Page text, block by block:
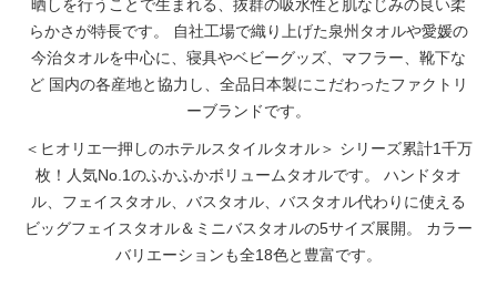
晒しを行うことで生まれる、抜群の吸水性と肌なじみの良い柔
らかさが特長です。
自社工場で織り上げた泉州タオルや愛媛の
今治タオルを中心に、寝具やベビーグッズ、マフラー、靴下な
ど 国内の各産地と協力し、全品日本製にこだわったファクトリ
ーブランドです。
＜ヒオリエ一押しのホテルスタイルタオル＞ シリーズ累計1千万
枚！人気No.1のふかふかボリュームタオルです。
ハンドタオ
ル、フェイスタオル、バスタオル、バスタオル代わりに使える
ビッグフェイスタオル＆ミニバスタオルの5サイズ展開。
カラー
バリエーションも全18色と豊富です。